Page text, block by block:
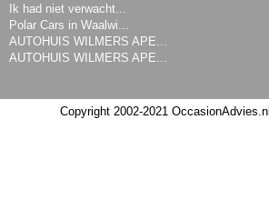
Ik had niet verwacht...
Polar Cars in Waalwi...
AUTOHUIS WILMERS APE...
AUTOHUIS WILMERS APE...
Copyright 2002-2021 OccasionAdvies.nl